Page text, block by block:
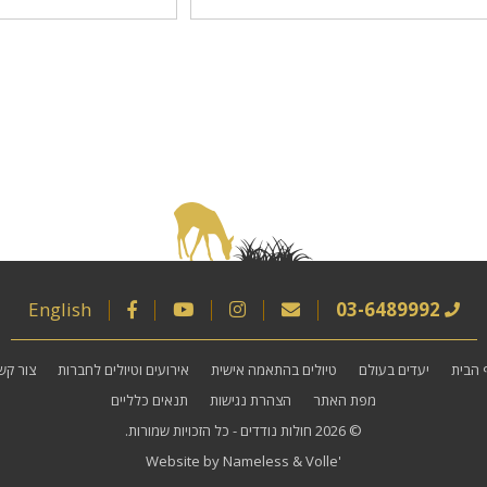
03-6489992
English
הבית יעדים בעולם טיולים בהתאמה אישית אירועים וטיולים לחברות
צור
מפת האתר
הצהרת נגישות
תנאים כלליים
© 2026
חולות נודדים - כל הזכויות שמורות.
Website by Nameless &Volle'